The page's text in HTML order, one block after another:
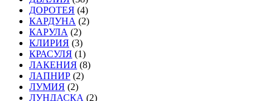
ДОРОТЕЯ (4)
КАРДУНА (2)
КАРУЛА (2)
КЛИРИЯ (3)
КРАСУЛЯ (1)
ЛАКЕНИЯ (8)
ЛАПНИР (2)
ЛУМИЯ (2)
ЛУНДАСКА (2)